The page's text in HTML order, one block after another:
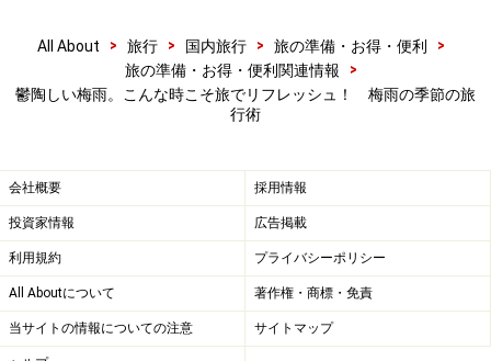
All About > 旅行 > 国内旅行 > 旅の準備・お得・便利
>
旅の準備・お得・便利関連情報
>
鬱陶しい梅雨。こんな時こそ旅でリフレッシュ！ 梅雨の季節の旅
行術
会社概要 採用情報
投資家情報 広告掲載
利用規約 プライバシーポリシー
All Aboutについて 著作権・商標・免責
当サイトの情報についての注意 サイトマップ